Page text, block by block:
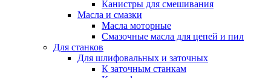
Канистры для смешивания
Масла и смазки
Масла моторные
Смазочные масла для цепей и пил
Для станков
Для шлифовальных и заточных
К заточным станкам